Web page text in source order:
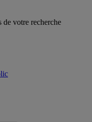
de votre recherche